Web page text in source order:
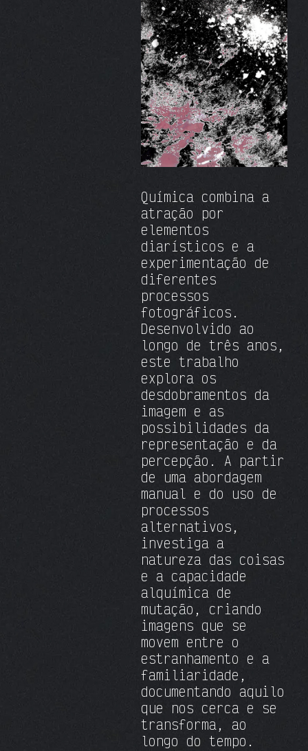
Química combina a
atração por
elementos
diarísticos e a
experimentação de
diferentes
processos
fotográficos.
Desenvolvido ao
longo de três anos,
este trabalho
explora os
desdobramentos da
imagem e as
possibilidades da
representação e da
percepção. A partir
de uma abordagem
manual e do uso de
processos
alternativos,
investiga a
natureza das coisas
e a capacidade
alquímica de
mutação, criando
imagens que se
movem entre o
estranhamento e a
familiaridade,
documentando aquilo
que nos cerca e se
transforma, ao
longo do tempo.